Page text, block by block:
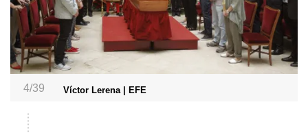
4/39 Víctor Lerena | EFE